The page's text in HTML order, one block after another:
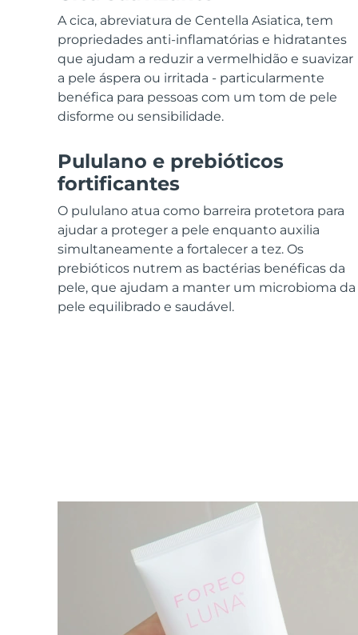
A cica, abreviatura de Centella Asiatica, tem
propriedades anti-inflamatórias e hidratantes
que ajudam a reduzir a vermelhidão e suavizar
a pele áspera ou irritada - particularmente
benéfica para pessoas com um tom de pele
disforme ou sensibilidade.
Pululano e prebióticos
fortificantes
O pululano atua como barreira protetora para
ajudar a proteger a pele enquanto auxilia
simultaneamente a fortalecer a tez. Os
prebióticos nutrem as bactérias benéficas da
pele, que ajudam a manter um microbioma da
pele equilibrado e saudável.
All acne treatment devices
All revitalizing eye massagers
Cuidados de pele KIWI™
Advanced pore care essentials
LUNA™ Dual-Peptide Scalp
Serum
For healthy hair
issa™ Teeth Whitening Gel
18% PAP
Cosméticos Homens
Comprar todos
FOREO APP
SOBRE